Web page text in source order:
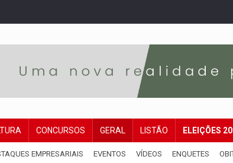
CONCURSOS GERAL LISTÃO ELEIÇÕES
EMPRESARIAIS EVENTOS VÍDEOS ENQUETES